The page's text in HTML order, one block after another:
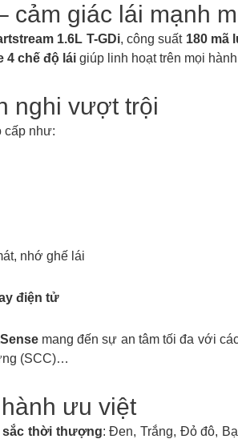
cảm giác lái mạnh
1.6L T-GDi, công suất 180 mã
4 chế độ lái giúp linh hoạt trên mọi
nghi vượt trội
cấp như:
nhớ ghế lái
điện tử
mang đến sự an tâm tối đa với
(SCC)…
ưu việt
sắc thời thượng: Đen, Trắng, Đỏ đô,